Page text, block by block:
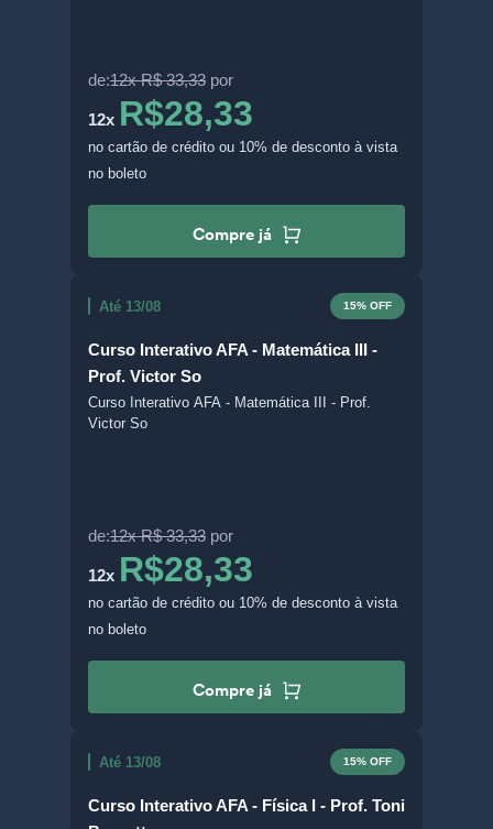
de:12x R$ 33,33 por
12x R$28,33
no cartão de crédito ou 10% de desconto à vista
no boleto
Compre já
Até 13/08 15% OFF
Curso Interativo AFA - Matemática III -
Prof. Victor So
Curso Interativo AFA - Matemática III - Prof.
Victor So
de:12x R$ 33,33 por
12x R$28,33
no cartão de crédito ou 10% de desconto à vista
no boleto
Compre já
Até 13/08 15% OFF
Curso Interativo AFA - Física I - Prof. Toni